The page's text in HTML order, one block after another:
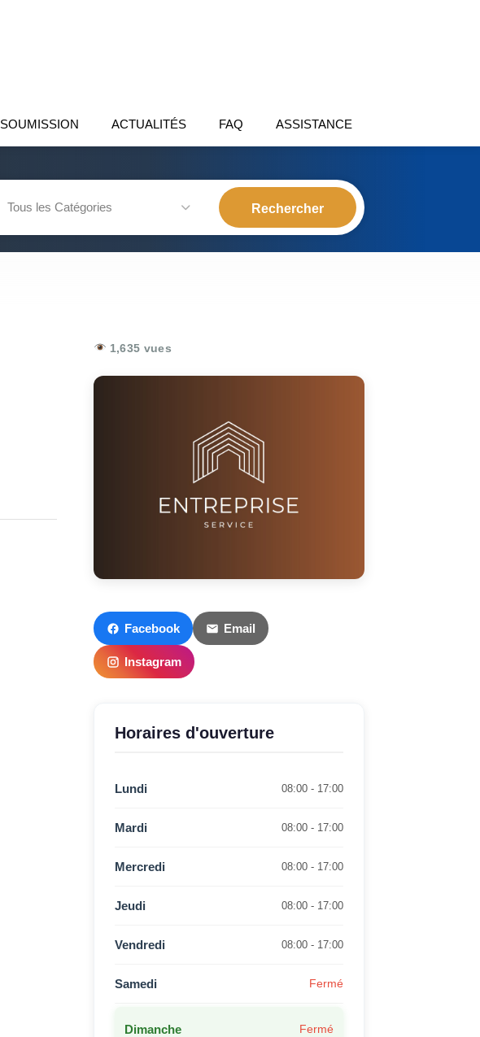
SOUMISSION ACTUALITÉS FAQ ASSISTANCE
Tous les Catégories
1,635 vues
Facebook Email
Instagram
Horaires d'ouverture
Lundi 08:00 - 17:00
Mardi 08:00 - 17:00
Mercredi 08:00 - 17:00
Jeudi 08:00 - 17:00
Vendredi 08:00 - 17:00
Samedi Fermé
Dimanche Fermé